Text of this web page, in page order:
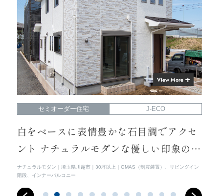
View More
セミオーダー住宅 J-ECO
白をベースに表情豊かな石目調でアクセ
ント ナチュラルモダンな優しい印象の外
観
ナチュラルモダン 埼玉県川越市 30坪以上
GMAS（制震装置）、リビングイン
階段、インナーバルコニー